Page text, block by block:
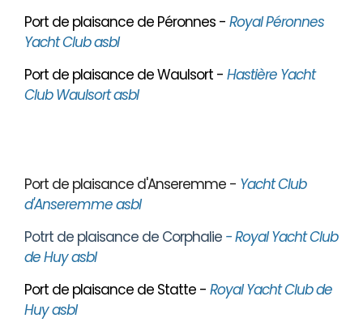
Port de plaisance de Péronnes - Royal Péronnes
Yacht Club asbl
Port de plaisance de Waulsort - Hastière Yacht
Club Waulsort asbl
Port de plaisance d'Anseremme - Yacht Club
d'Anseremme asbl
Potrt de plaisance de Corphalie - Royal Yacht Club
de Huy asbl
Port de plaisance de Statte - Royal Yacht Club de
Huy asbl